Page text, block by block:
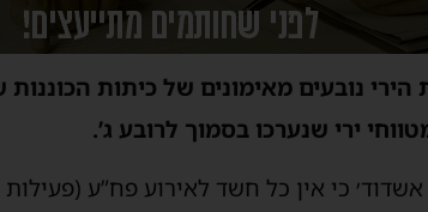
נובעים מאימונים של כיתות
ירי שנערכו בסמוך לרובע ג’.
כי אין כל חשד לאירוע פח”ע